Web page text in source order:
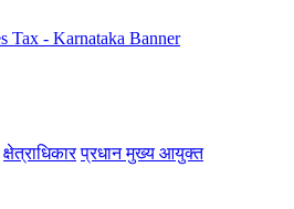
क्षेत्राधिकार प्रधान मुख्य आयुक्त